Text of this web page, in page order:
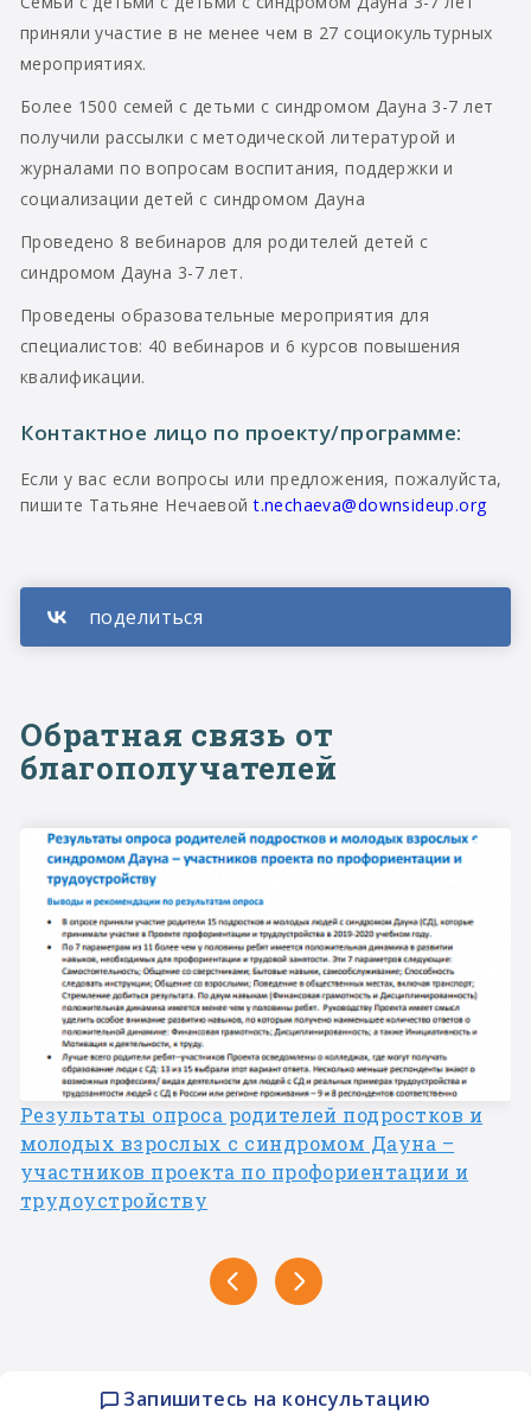
Запишитесь на консультацию
приняли участие в не менее чем в 27 социокультурных
мероприятиях.
Более 1500 семей с детьми с синдромом Дауна 3-7 лет
получили рассылки с методической литературой и
журналами по вопросам воспитания, поддержки и
социализации детей с синдромом Дауна
Проведено 8 вебинаров для родителей детей с
синдромом Дауна 3-7 лет.
Проведены образовательные мероприятия для
специалистов: 40 вебинаров и 6 курсов повышения
квалификации.
Контактное лицо по проекту/программе:
Если у вас если вопросы или предложения, пожалуйста,
пишите Татьяне Нечаевойt.nechaeva@downsideup.org
Обратная связь от
благополучателей
Результаты опроса родителей подростков и
молодых взрослых с синдромом Дауна –
участников проекта по профориентации и
трудоустройству